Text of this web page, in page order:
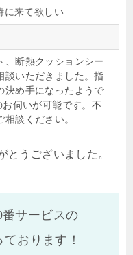
に来て欲しい
、断熱クッションシー
談いただきました。指
決め手になったようで
伺いが可能です。不
談ください。
とうございました。
サービスの
おります！